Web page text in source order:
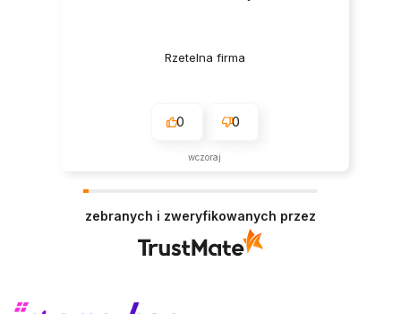
Rzetelna firma
0 0
wczoraj
zebranych i zweryfikowanych przez